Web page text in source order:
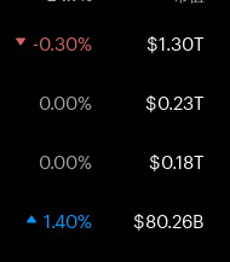
-0.30% $1.30T
0.00% $0.23T
0.00% $0.18T
1.40% $80.26B